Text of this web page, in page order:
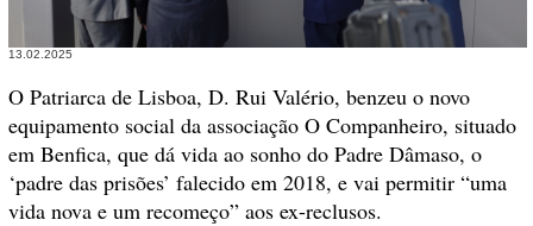
13.02.2025
O Patriarca de Lisboa, D. Rui Valério, benzeu o novo
equipamento social da associação O Companheiro, situado
em Benfica, que dá vida ao sonho do Padre Dâmaso, o
‘padre das prisões’ falecido em 2018, e vai permitir “uma
vida nova e um recomeço” aos ex-reclusos.